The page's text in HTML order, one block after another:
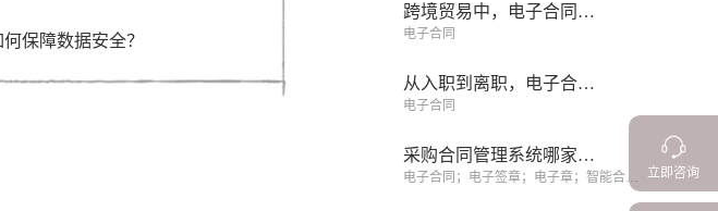
保障数据安全？
跨境贸易中，电子合同如何跨越法域与语言的鸿沟
电子合同
从入职到离职，电子合同如何覆盖员工全生命周期
电子合同
采购合同管理系统哪家强？6款产品亲测与3条避坑经验
电子合同；电子签章；电子章；智能合同；合同管理 立即咨询